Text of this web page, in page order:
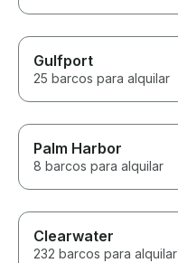
Gulfport
25 barcos para alquilar
Palm Harbor
8 barcos para alquilar
Clearwater
232 barcos para alquilar